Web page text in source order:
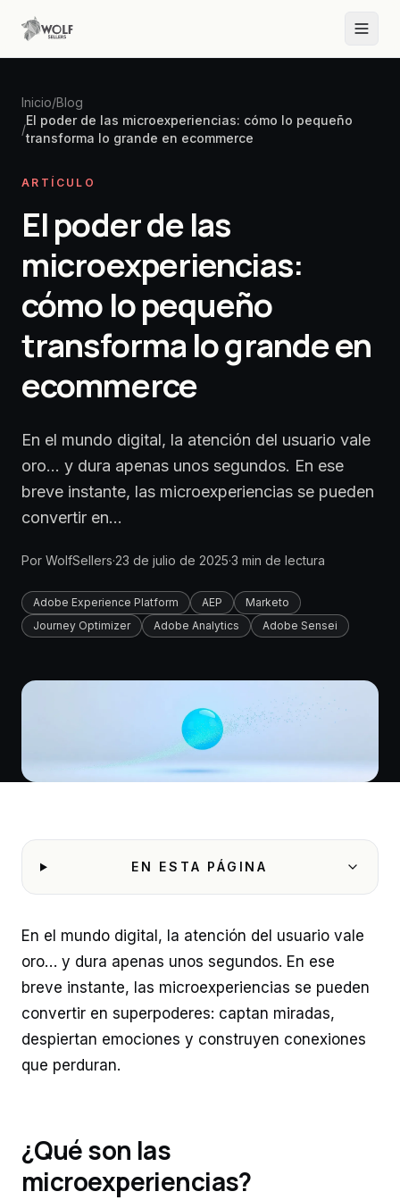
Inicio/Blog
/
El poder de las microexperiencias: cómo lo pequeño
transforma lo grande en ecommerce
ARTÍCULO
El poder de las
microexperiencias:
cómo lo pequeño
transforma lo grande en
ecommerce
En el mundo digital, la atención del usuario vale
oro… y dura apenas unos segundos. En ese
breve instante, las microexperiencias se pueden
convertir en…
Por WolfSellers·23 de julio de 2025·3 min de lectura
Adobe Experience Platform AEP
Marketo
Journey Optimizer
Adobe Analytics Adobe Sensei
EN ESTA PÁGINA
En el mundo digital, la atención del usuario vale
oro… y dura apenas unos segundos. En ese
breve instante, las microexperiencias se pueden
convertir en superpoderes: captan miradas,
despiertan emociones y construyen conexiones
que perduran.
¿Qué son las
microexperiencias?